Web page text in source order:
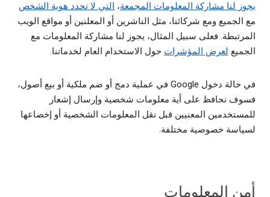
يجوز لنا مشاركة المعلومات المجمعة، التي لا تحدد هوية الشخص
مع الجميع ومع شركائنا، مثل الناشرين أو المعلنين أو مواقع الويب
المرتبطة. فعلى سبيل المثال، يجوز لنا مشاركة المعلومات مع
الجميع لعرض المؤشرات حول الاستخدام العام لخدماتنا.
في حالة دخول Google في عملية دمج أو ضم ملكية أو بيع أصول،
فسوف نحافظ على أية معلومات شخصية وإرسال إشعار
للمستخدمين المعنيين قبل نقل المعلومات الشخصية أو إخضاعها
لسياسة خصوصية مختلفة.
أمن المعلومات